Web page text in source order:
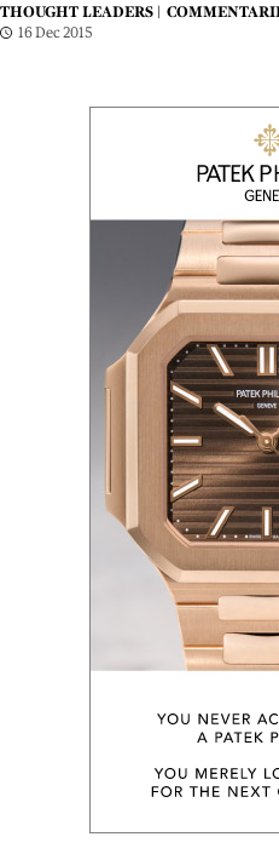
THOUGHT LEADERS |
16 Dec 2015